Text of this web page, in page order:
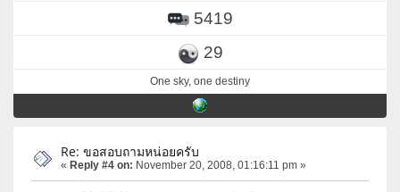
5419
29
One sky, one destiny
Re: ขอสอบถามหน่อยครับ
« Reply #4 on: November 20, 2008, 01:16:11 pm »